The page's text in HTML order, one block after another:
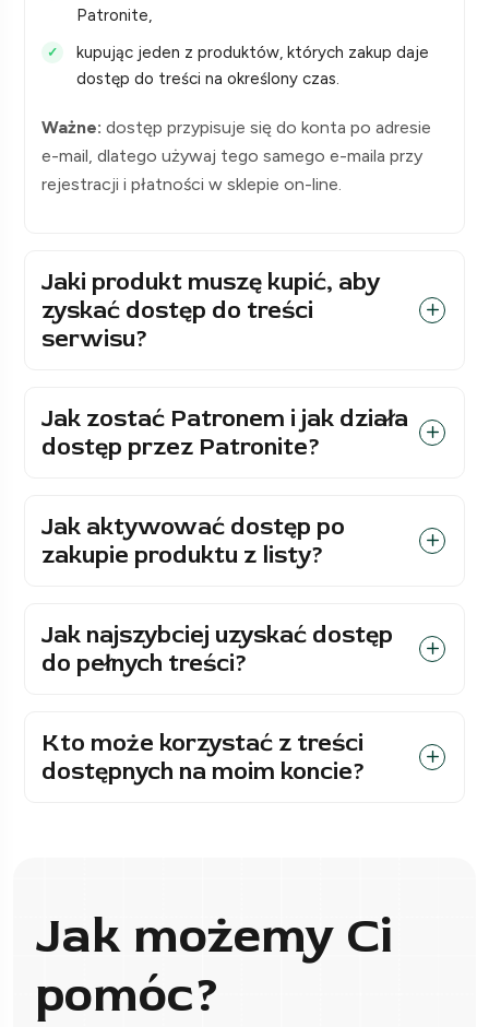
Patronite,
kupując jeden z produktów, których zakup daje
dostęp do treści na określony czas.
Ważne: dostęp przypisuje się do konta po adresie
e-mail, dlatego używaj tego samego e-maila przy
rejestracji i płatności w sklepie on-line.
Jaki produkt muszę kupić, aby
zyskać dostęp do treści
serwisu?
Jak zostać Patronem i jak działa
dostęp przez Patronite?
Jak aktywować dostęp po
zakupie produktu z listy?
Jak najszybciej uzyskać dostęp
do pełnych treści?
Kto może korzystać z treści
dostępnych na moim koncie?
Jak możemy Ci
pomóc?